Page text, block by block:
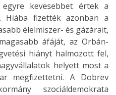
kevesebbet értek a
Hiába fizették azonban a
élelmiszer- és gázárait,
áfáját, az Orbán-
hiányt halmozott fel,
helyett most a
megfizettetni. A Dobrev
szociáldemokrata